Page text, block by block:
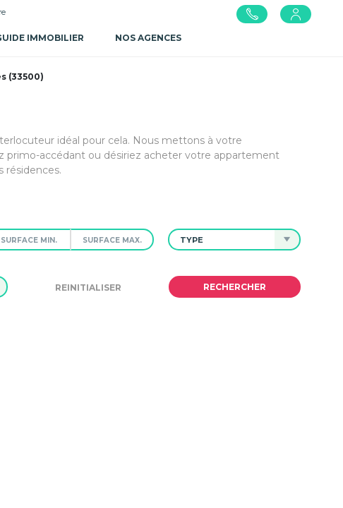
IMMOBILIER NOS AGENCES
(33500)
idéal pour cela. Nous mettons à votre
primo-accédant ou désiriez acheter votre appartement
résidences.
TYPE